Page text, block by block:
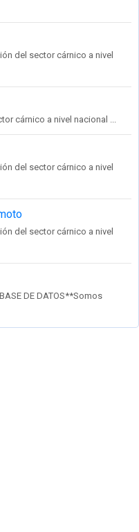
del sector cárnico a nivel
cárnico a nivel nacional ...
del sector cárnico a nivel
del sector cárnico a nivel
DE DATOS**Somos